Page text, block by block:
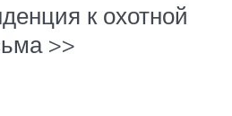
к охотной
>>